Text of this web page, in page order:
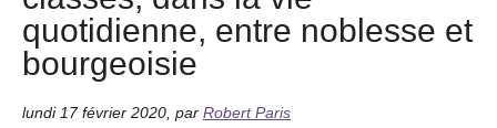
quotidienne, entre noblesse et
bourgeoisie
lundi 17 février 2020 par Robert Paris